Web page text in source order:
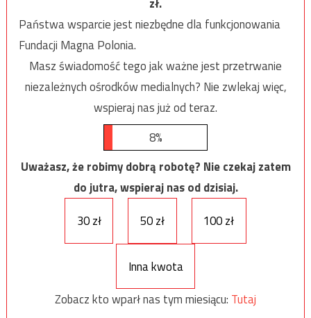
zł.
Państwa wsparcie jest niezbędne dla funkcjonowania
Fundacji Magna Polonia.
Masz świadomość tego jak ważne jest przetrwanie
niezależnych ośrodków medialnych? Nie zwlekaj więc,
wspieraj nas już od teraz.
8%
Uważasz, że robimy dobrą robotę? Nie czekaj zatem
do jutra, wspieraj nas od dzisiaj.
30 zł
50 zł 100 zł
Inna kwota
Zobacz kto wparł nas tym miesiącu: Tutaj